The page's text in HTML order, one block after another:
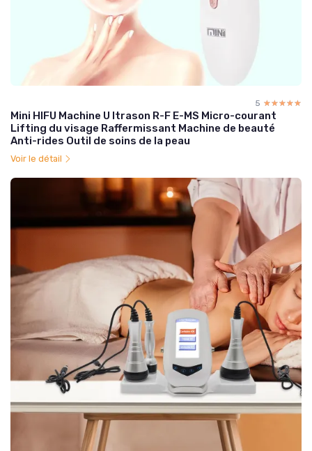
5 ☆☆☆☆☆
★★★★★
Mini HIFU Machine U ltrason R-F E-MS Micro-courant
Lifting du visage Raffermissant Machine de beauté
Anti-rides Outil de soins de la peau
Voir le détail